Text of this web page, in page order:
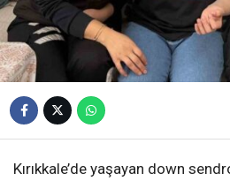
Kırıkkale’de yaşayan down